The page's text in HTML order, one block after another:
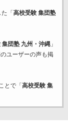
「 高校受験 集団塾
集団塾 九州・沖縄」
ユーザーの声も掲
とで「 高校受験 集